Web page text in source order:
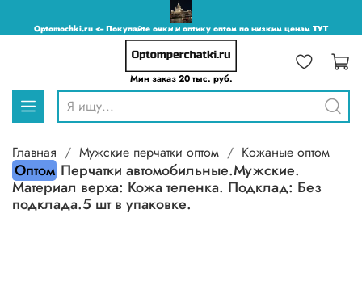
Optomochki.ru <-- Покупайте очки и оптику оптом по низким ценам ТУТ
Мин заказ 20 тыс. руб.
Главная Мужские перчатки оптом Кожаные оптом
Оптом Перчатки автомобильные.Мужские.
Материал верха: Кожа теленка. Подклад: Без
подклада.5 шт в упаковке.